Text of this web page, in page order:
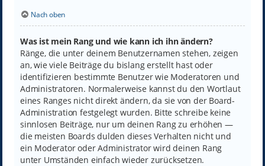
Nach oben
Was ist mein Rang und wie kann ich ihn ändern?
Ränge, die unter deinem Benutzernamen stehen, zeigen
an, wie viele Beiträge du bislang erstellt hast oder
identifizieren bestimmte Benutzer wie Moderatoren und
Administratoren. Normalerweise kannst du den Wortlaut
eines Ranges nicht direkt ändern, da sie von der Board-
Administration festgelegt wurden. Bitte schreibe keine
sinnlosen Beiträge, nur um deinen Rang zu erhöhen —
die meisten Boards dulden dieses Verhalten nicht und
ein Moderator oder Administrator wird deinen Rang
unter Umständen einfach wieder zurücksetzen.